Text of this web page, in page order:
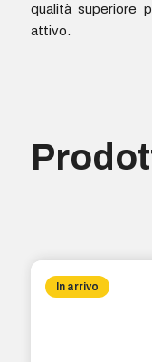
qualità superiore
attivo.
In arrivo